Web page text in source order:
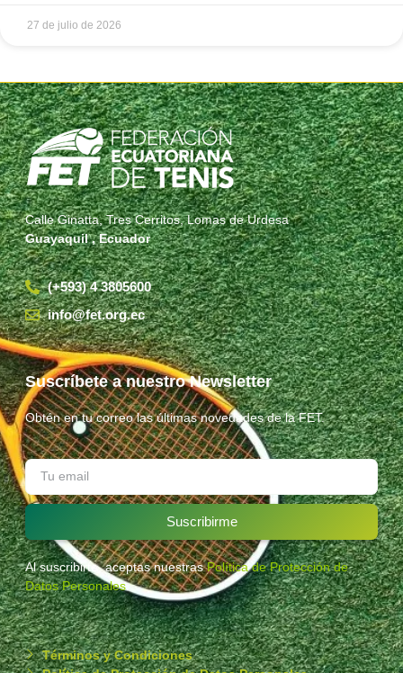
27 de julio de 2026
Calle Ginatta, Tres Cerritos, Lomas de Urdesa
Guayaquil , Ecuador
(+593) 4 3805600
info@fet.org.ec
Suscríbete a nuestro Newsletter
Obtén en tu correo las últimas novedades de la FET.
Suscribirme
Al suscribirte, aceptas nuestrasPolítica de Protección de
Datos Personales.
Términos y Condiciones